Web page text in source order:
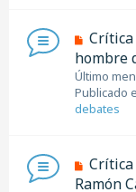
a
j
e
N
e
v
o
m
s
a
hombre
Último
Publicado
debates
N
Ramón